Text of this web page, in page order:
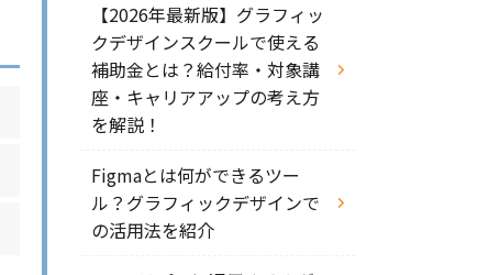
【2026年最新版】グラフィッ
クデザインスクールで使える
補助金とは？給付率・対象講
座・キャリアアップの考え方
を解説！
Figmaとは何ができるツー
ル？グラフィックデザインで
の活用法を紹介